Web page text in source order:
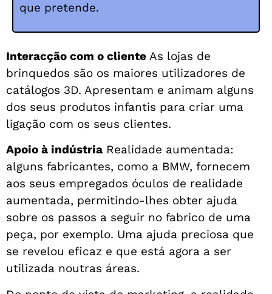
que pretende.
Interacção com o cliente As lojas de
brinquedos são os maiores utilizadores de
catálogos 3D. Apresentam e animam alguns
dos seus produtos infantis para criar uma
ligação com os seus clientes.
Apoio à indústria Realidade aumentada:
alguns fabricantes, como a BMW, fornecem
aos seus empregados óculos de realidade
aumentada, permitindo-lhes obter ajuda
sobre os passos a seguir no fabrico de uma
peça, por exemplo. Uma ajuda preciosa que
se revelou eficaz e que está agora a ser
utilizada noutras áreas.